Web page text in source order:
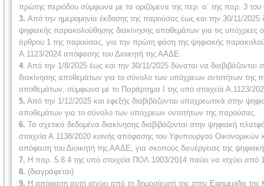
πρώτης περιόδου σύμφωνα με τα οριζόμενα της περ. α΄ της παρ. 3
3. Από την ημερομηνία έκδοσης της παρούσας έως και την 30/11/2025
ψηφιακής παρακολούθησης διακίνησης αποθεμάτων για τις υπόχρεες
άρθρου 1 της παρούσας, για την πρώτη φάση της ψηφιακής
Α.1123/2024 απόφασης του Διοικητή της ΑΑΔΕ.
4 . Από την 1/8/2025 έως και την 30/11/2025 δύναται να
διακίνησης αποθεμάτων για το σύνολο των υπόχρεων οντοτήτων της
αποθεμάτων, σύμφωνα με το Παράρτημα Ι της υπό στοιχεία Α.1123/
5. Από την 1/12/2025 και εφεξής διαβιβάζονται υποχρεωτικά στην
αποθεμάτων για το σύνολο των υπόχρεων οντοτήτων της παρούσας.
6. Τα σχετικά δεδομένα διακίνησης διαβιβάζονται στην ψηφιακή
στοιχεία Α.1138/2020 κοινής απόφασης του Υφυπουργού Οικονομικών
απόφαση του Διοικητή της ΑΑΔΕ, για σκοπούς διενέργειας της
7. Η παρ. 5.8.4 της υπό στοιχεία ΠΟΛ.1003/2014 παύει να ισχύει από
8. (διαγράφεται)
9. Η απόφαση αυτή ισχύει από τη δημοσίευσή της στην Εφημερίδα